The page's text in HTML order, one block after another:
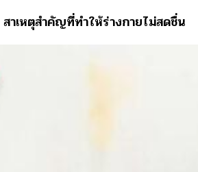
เหตุสำคัญที่ทำให้ร่างกายไม่สดชื่น